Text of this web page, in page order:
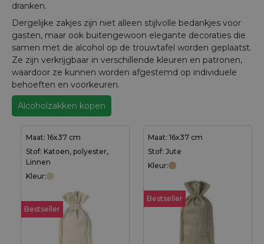
dranken.
Dergelijke zakjes zijn niet alleen stijlvolle bedankjes voor
gasten, maar ook buitengewoon elegante decoraties die
samen met de alcohol op de trouwtafel worden geplaatst.
Ze zijn verkrijgbaar in verschillende kleuren en patronen,
waardoor ze kunnen worden afgestemd op individuele
behoeften en voorkeuren.
Alcoholzakken kopen
Maat: 16x37 cm
Stof: Katoen, polyester,
Linnen
Kleur:
Bestseller
Maat: 16x37 cm
Stof: Jute
Kleur:
Bestseller